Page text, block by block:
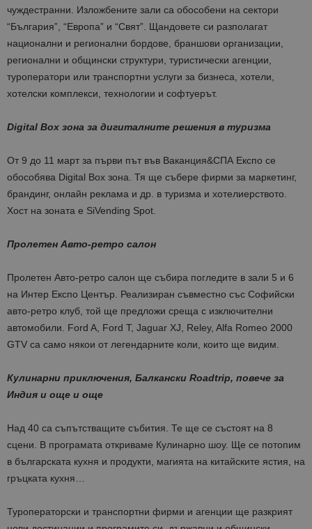
чуждестранни. Изложбените зали са обособени на сектори
“България”, “Европа” и “Свят”. Щандовете си разполагат
национални и регионални бордове, браншови организации,
регионални и общински структури, туристически агенции,
туроператори или транспортни услуги за бизнеса, хотели,
хотелски комплекси, технологии и софтуерът.
Digital Box зона за дигиталните решения в туризма
От 9 до 11 март за първи път във Ваканция&СПА Експо се
обособява Digital Box зона. Тя ще събере фирми за маркетинг,
брандинг, онлайн реклама и др. в туризма и хотелиерството.
Хост на зоната е SiVending Spot.
Пролетен Авто-ретро салон
Пролетен Авто-ретро салон ще събира погледите в зали 5 и 6
на Интер Експо Център. Реализиран съвместно със Софийски
авто-ретро клуб, той ще предложи среща с изключителни
автомобили. Ford A, Ford T, Jaguar XJ, Reley, Alfa Romeo 2000
GTV са само някои от легендарните коли, които ще видим.
Кулинарни приключения, Балкански Roadtrip, повече за
Индия и още и още
Над 40 са съпътстващите събития. Те ще се състоят на 8
сцени. В програмата откриваме Кулинарно шоу. Ще се потопим
в българската кухня и продукти, магията на китайските ястия, на
гръцката кухня…
Туроператорски и транспортни фирми и агенции ще разкрият